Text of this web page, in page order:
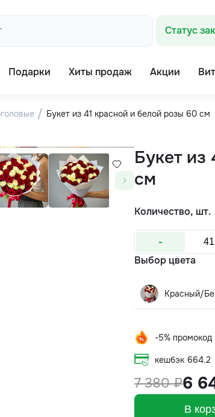
Статус
Подарки Хиты продаж Акции
Букет из 41 красной и белой розы 60 см
Букет из
см
Количество, шт.
-
Выбор цвета
Красный/
-5% промокод
кешбэк 664.2
7 380 ₽6
В